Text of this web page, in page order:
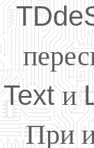
Textи
При